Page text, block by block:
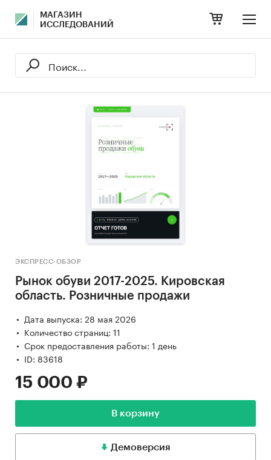
МАГАЗИН
ИССЛЕДОВАНИЙ
ЭКСПРЕСС-ОБЗОР
Рынок обуви 2017-2025. Кировская
область. Розничные продажи
Дата выпуска: 28 мая 2026
Количество страниц: 11
Срок предоставления работы: 1 день
ID: 83618
15 000 ₽
В корзину
Демоверсия